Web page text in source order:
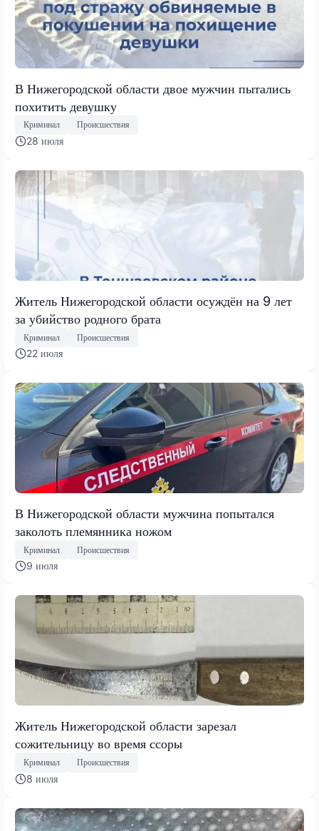
В Нижегородской области двое мужчин пытались
похитить девушку
Криминал Происшествия
28 июля
Житель Нижегородской области осуждён на 9 лет
за убийство родного брата
Криминал Происшествия
22 июля
В Нижегородской области мужчина попытался
заколоть племянника ножом
Криминал Происшествия
9 июля
Житель Нижегородской области зарезал
сожительницу во время ссоры
Криминал Происшествия
8 июля